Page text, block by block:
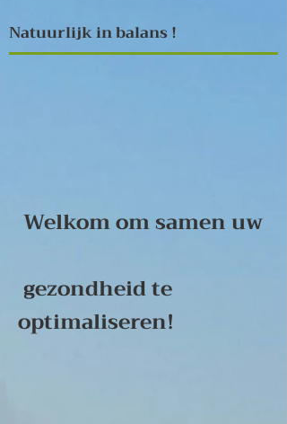
Natuurlijk in balans !
Welkom om samen uw
gezondheid te
optimaliseren!